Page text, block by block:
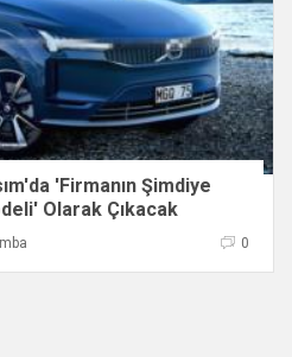
'Firmanın Şimdiye
Olarak Çıkacak
0